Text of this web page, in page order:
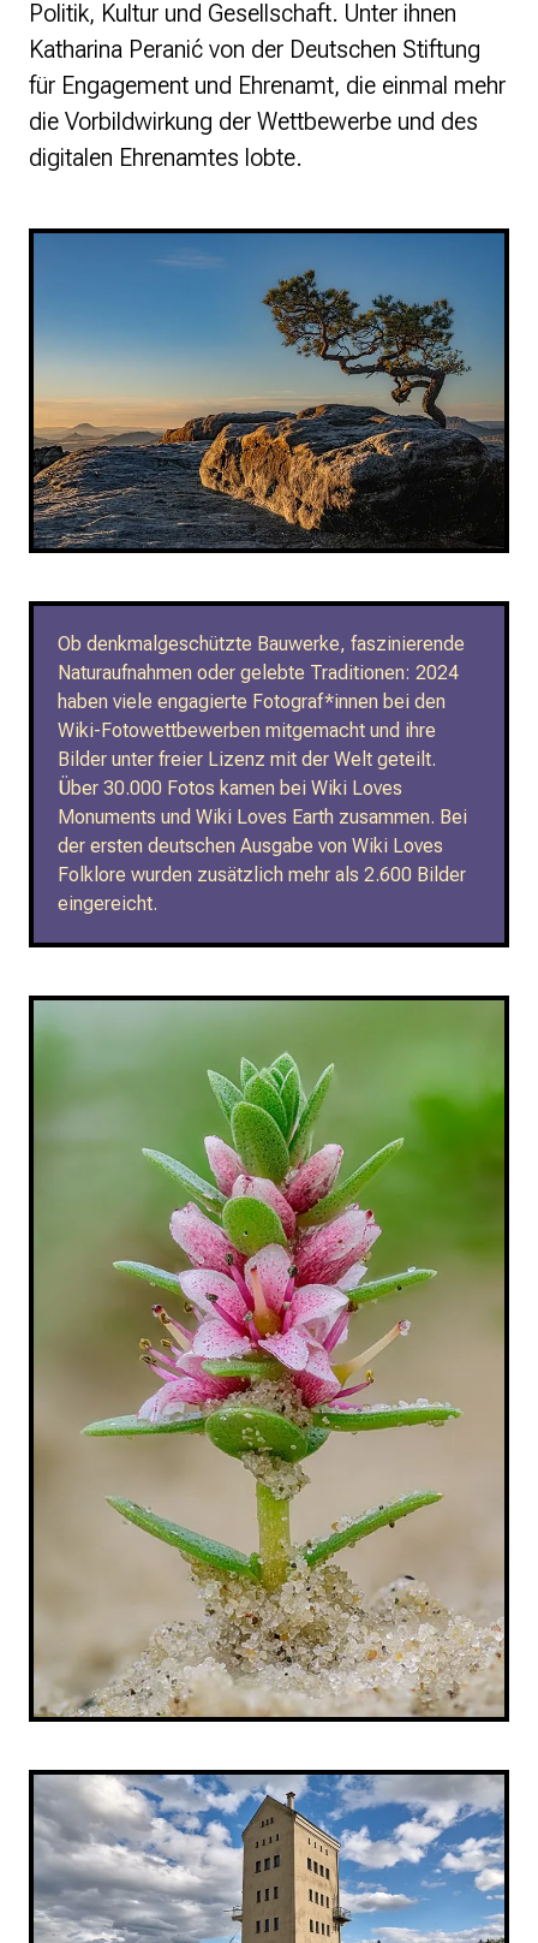
Politik, Kultur und Gesellschaft. Unter ihnen
Katharina Peranić von der Deutschen Stiftung
für Engagement und Ehrenamt, die einmal mehr
die Vorbildwirkung der Wettbewerbe und des
digitalen Ehrenamtes lobte.
Ob denkmalgeschützte Bauwerke, faszinierende
Naturaufnahmen oder gelebte Traditionen: 2024
haben viele engagierte Fotograf*innen bei den
Wiki-Fotowettbewerben mitgemacht und ihre
Bilder unter freier Lizenz mit der Welt geteilt.
Über 30.000 Fotos kamen bei Wiki Loves
Monuments und Wiki Loves Earth zusammen. Bei
der ersten deutschen Ausgabe von Wiki Loves
Folklore wurden zusätzlich mehr als 2.600 Bilder
eingereicht.